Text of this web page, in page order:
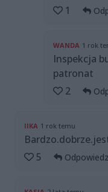
1
WANDA 1 rok
Inspekcja
patronat
2
IIKA 1 rok temu
5
Odpowiedz